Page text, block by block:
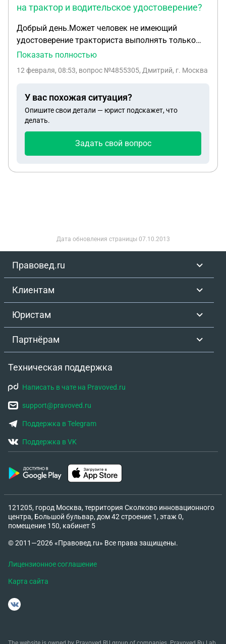
на трактор и водительское удостоверение?
Добрый день.Может человек не имеющий
удостоверение тракториста выполнять только
полевые работы не передвигаясь по дорогам
сотрудник дпс приехать в поле (человек пашет а
предьявить документы на трактор и
водительское удостоверение?Спасибо!
Показать полностью
12 февраля, 08:53, вопрос №4855305, Дмитрий, г. Москва
У вас похожая ситуация?
Опишите свои детали — юрист подскажет, что
делать.
Задать свой вопрос
Дата обновления страницы 07.10.2013
Правовед.ru
Клиентам
Юристам
Партнёрам
Техническая поддержка
Написать в чате на Pravoved.ru
support@pravoved.ru
Поддержка в Telegram
Поддержка в VK
121205, город Москва, территория Сколково инновационного
центра, Большой бульвар, дом 42 строение 1, этаж 0,
помещение 150, кабинет 5
© 2011—2026 «Правовед.ru» Все права защищены.
Лицензионное соглашение
Карта сайта